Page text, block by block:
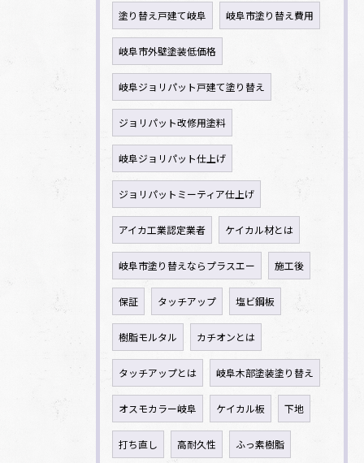
塗り替え戸建て岐阜 岐阜市塗り替え費用
岐阜市外壁塗装低価格
岐阜ジョリパット戸建て塗り替え
ジョリパット改修用塗料
岐阜ジョリパット仕上げ
ジョリパットミーティア仕上げ
アイカ工業認定業者 ケイカル材とは
岐阜市塗り替えならプラスエー 施工後
保証 タッチアップ 塩ビ鋼板
樹脂モルタル カチオンとは
タッチアップとは 岐阜木部塗装塗り替え
オスモカラー岐阜 ケイカル板 下地
打ち直し 高耐久性 ふっ素樹脂